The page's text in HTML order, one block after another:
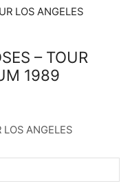
– TOUR
1989
LOS ANGELES